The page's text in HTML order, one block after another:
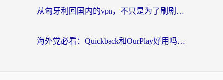
从匈牙利回国内的vpn，不只是为了刷剧那么简单
海外党必看：Quickback和OurPlay好用吗？3分钟选对回国加速器，无缝刷剧玩游戏